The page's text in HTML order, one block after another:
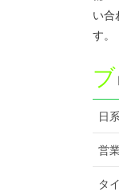
い合
す。
ブ
日
営
タ